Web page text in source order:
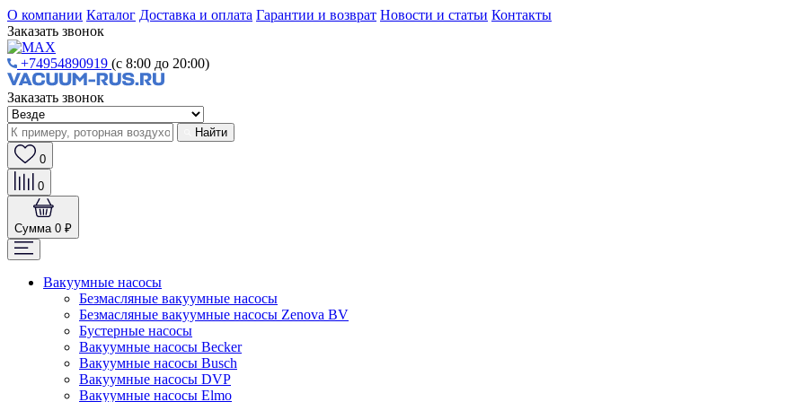
О компании Каталог Доставка и оплата Гарантии и возврат Новости и статьи Контакты
Заказать звонок
+74954890919 (с 8:00 до 20:00)
Заказать звонок
Найти
0
0
Сумма 0 ₽
Вакуумные насосы
Безмасляные вакуумные насосы
Безмасляные вакуумные насосы Zenova BV
Бустерные насосы
Вакуумные насосы Becker
Вакуумные насосы Busch
Вакуумные насосы DVP
Вакуумные насосы Elmo